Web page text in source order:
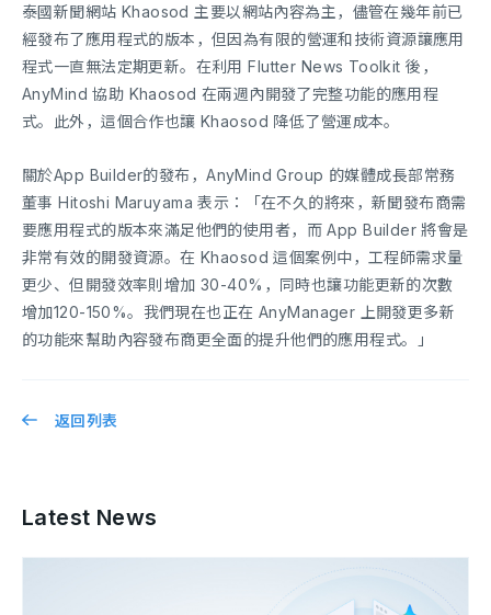
泰國新聞網站 Khaosod 主要以網站內容為主，儘管在幾年前已
經發布了應用程式的版本，但因為有限的營運和技術資源讓應用
程式一直無法定期更新。在利用 Flutter News Toolkit 後，
AnyMind 協助 Khaosod 在兩週內開發了完整功能的應用程
式。此外，這個合作也讓 Khaosod 降低了營運成本。
關於App Builder的發布，AnyMind Group 的媒體成長部常務
董事 Hitoshi Maruyama 表示：「在不久的將來，新聞發布商需
要應用程式的版本來滿足他們的使用者，而 App Builder 將會是
非常有效的開發資源。在 Khaosod 這個案例中，工程師需求量
更少、但開發效率則增加 30-40%，同時也讓功能更新的次數
增加120-150%。我們現在也正在 AnyManager 上開發更多新
的功能來幫助內容發布商更全面的提升他們的應用程式。」
返回列表
Latest News